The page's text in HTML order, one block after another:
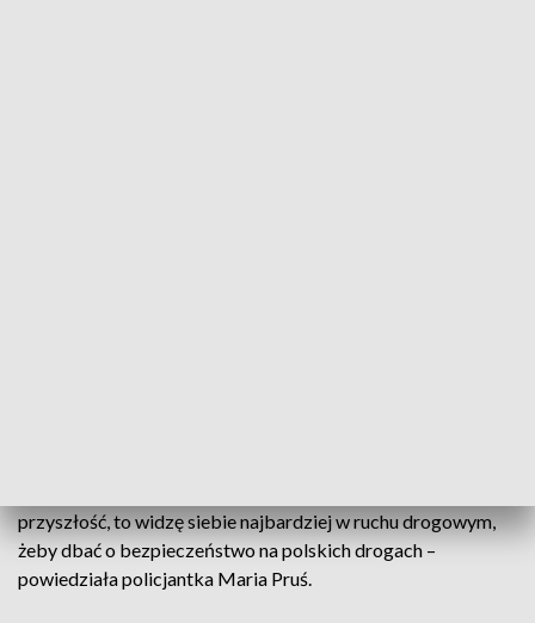
przyszłość, to widzę siebie najbardziej w ruchu drogowym,
żeby dbać o bezpieczeństwo na polskich drogach –
powiedziała policjantka Maria Pruś.